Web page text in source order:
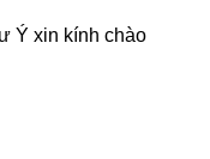
Ý xin kính chào